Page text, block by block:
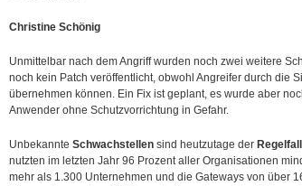
Christine Schönig
Unmittelbar nach dem Angriff wurden noch zwei weitere
noch kein Patch veröffentlicht, obwohl Angreifer durch die
übernehmen können. Ein Fix ist geplant, es wurde aber
Anwender ohne Schutzvorrichtung in Gefahr.
Unbekannte Schwachstellen sind heutzutage der Regelfall
nutzten im letzten Jahr 96 Prozent aller Organisationen
mehr als 1.300 Unternehmen und die Gateways von über